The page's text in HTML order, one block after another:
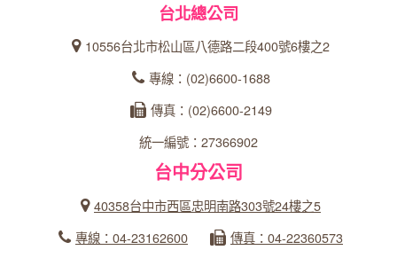
台北總公司
10556台北市松山區八德路二段400號6樓之2
專線：(02)6600-1688
傳真：(02)6600-2149
統一編號：27366902
台中分公司
40358台中市西區忠明南路303號24樓之5
專線：04-23162600
傳真：04-22360573